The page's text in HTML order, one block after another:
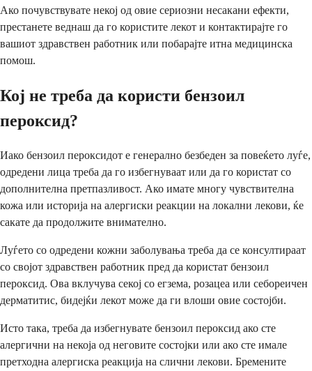
Ако почувствувате некој од овие сериозни несакани ефекти,
престанете веднаш да го користите лекот и контактирајте го
вашиот здравствен работник или побарајте итна медицинска
помош.
Кој не треба да користи бензоил
пероксид?
Иако бензоил пероксидот е генерално безбеден за повеќето луѓе,
одредени лица треба да го избегнуваат или да го користат со
дополнителна претпазливост. Ако имате многу чувствителна
кожа или историја на алергиски реакции на локални лекови, ќе
сакате да продолжите внимателно.
Луѓето со одредени кожни заболувања треба да се консултираат
со својот здравствен работник пред да користат бензоил
пероксид. Ова вклучува секој со егзема, розацеа или себореичен
дерматитис, бидејќи лекот може да ги влоши овие состојби.
Исто така, треба да избегнувате бензоил пероксид ако сте
алергични на некоја од неговите состојки или ако сте имале
претходна алергиска реакција на слични лекови. Бремените